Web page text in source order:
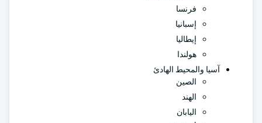
فرنسا
إسبانيا
إيطاليا
هولندا
آسيا والمحيط الهادئ
الصين
الهند
اليابان